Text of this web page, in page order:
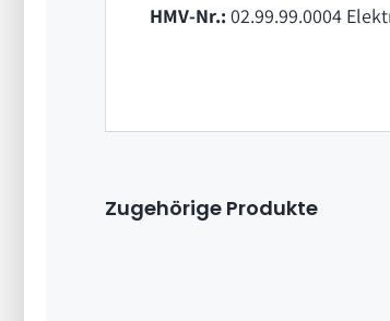
HMV-Nr.: 02.99.99.0004
Zugehörige Produkte